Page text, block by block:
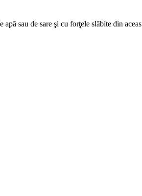
sau de sare şi cu forţele slăbite din